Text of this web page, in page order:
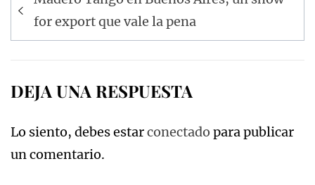
de
entradas
for export que vale la pena
DEJA UNA RESPUESTA
Lo siento, debes estarconectado para publicar
un comentario.